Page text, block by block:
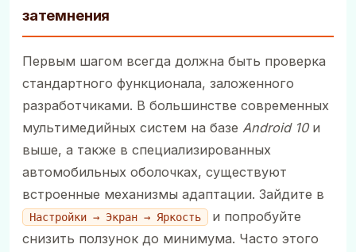
затемнения
Первым шагом всегда должна быть проверка
стандартного функционала, заложенного
разработчиками. В большинстве современных
мультимедийных систем на базе Android 10и
выше, а также в специализированных
автомобильных оболочках, существуют
встроенные механизмы адаптации. Зайдите в
Настройки → Экран → Яркость
и попробуйте
снизить ползунок до минимума. Часто этого